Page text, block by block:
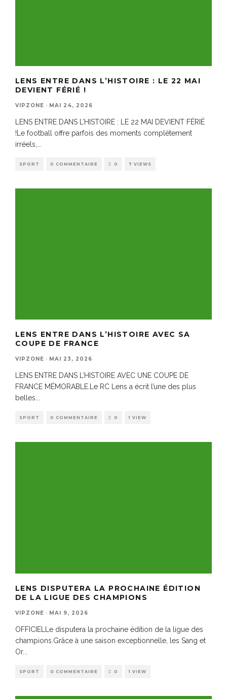
LENS ENTRE DANS L’HISTOIRE : LE 22 MAI
DEVIENT FÉRIÉ !
VIPZONE · MAI 24, 2026
LENS ENTRE DANS L’HISTOIRE : LE 22 MAI DEVIENT FÉRIÉ
!Le football offre parfois des moments complètement
irréels,
SPORT 0 COMMENTAIRE 0 7 VIEWS
LENS ENTRE DANS L’HISTOIRE AVEC SA
COUPE DE FRANCE
VIPZONE · MAI 23, 2026
LENS ENTRE DANS L’HISTOIRE AVEC UNE COUPE DE
FRANCE MÉMORABLE.Le RC Lens a écrit l’une des plus
belles...
SPORT 0 COMMENTAIRE 0 1 VIEW
LENS DISPUTERA LA PROCHAINE ÉDITION
DE LA LIGUE DES CHAMPIONS
VIPZONE · MAI 9, 2026
OFFICIELLe disputera la prochaine édition de la ligue des
champions.Grâce à une saison exceptionnelle, les Sang et
Or...
SPORT 0 COMMENTAIRE 0 1 VIEW